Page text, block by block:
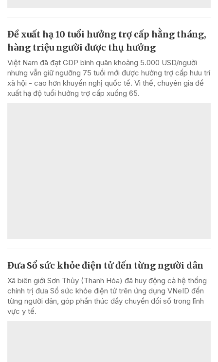
Đề xuất hạ 10 tuổi hưởng trợ cấp hằng tháng,
hàng triệu người được thụ hưởng
Việt Nam đã đạt GDP bình quân khoảng 5.000 USD/người
nhưng vẫn giữ ngưỡng 75 tuổi mới được hưởng trợ cấp hưu trí
xã hội - cao hơn khuyến nghị quốc tế. Vì thế, chuyên gia đề
xuất hạ độ tuổi hưởng trợ cấp xuống 65.
Đưa Sổ sức khỏe điện tử đến từng người dân
Xã biên giới Sơn Thủy (Thanh Hóa) đã huy động cả hệ thống
chính trị đưa Sổ sức khỏe điện tử trên ứng dụng VNeID đến
từng người dân, góp phần thúc đẩy chuyển đổi số trong lĩnh
vực y tế.